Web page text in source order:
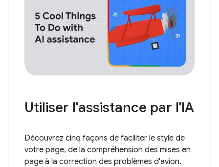
Utiliser l'assistance par l'IA
Découvrez cinq façons de faciliter le style de
votre page, de la compréhension des mises en
page à la correction des problèmes d'avion.